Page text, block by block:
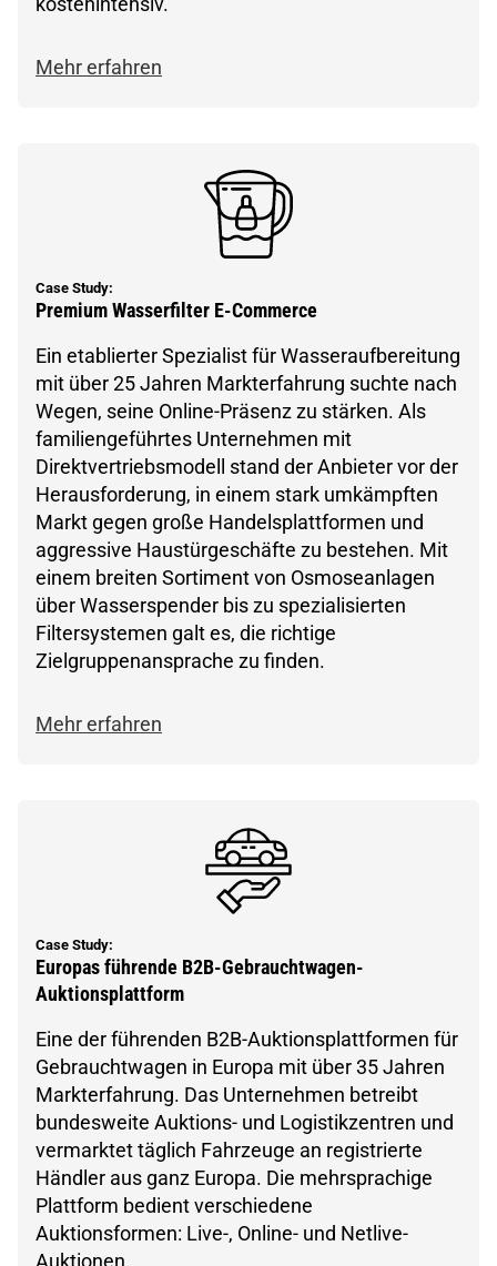
Mehr erfahren
Case Study:
Premium Wasserfilter E-Commerce
Ein etablierter Spezialist für Wasseraufbereitung
mit über 25 Jahren Markterfahrung suchte nach
Wegen, seine Online-Präsenz zu stärken. Als
familiengeführtes Unternehmen mit
Direktvertriebsmodell stand der Anbieter vor der
Herausforderung, in einem stark umkämpften
Markt gegen große Handelsplattformen und
aggressive Haustürgeschäfte zu bestehen. Mit
einem breiten Sortiment von Osmoseanlagen
über Wasserspender bis zu spezialisierten
Filtersystemen galt es, die richtige
Zielgruppenansprache zu finden.
Mehr erfahren
Case Study:
Europas führende B2B-Gebrauchtwagen-
Auktionsplattform
Eine der führenden B2B-Auktionsplattformen für
Gebrauchtwagen in Europa mit über 35 Jahren
Markterfahrung. Das Unternehmen betreibt
bundesweite Auktions- und Logistikzentren und
vermarktet täglich Fahrzeuge an registrierte
Händler aus ganz Europa. Die mehrsprachige
Plattform bedient verschiedene
Auktionsformen: Live-, Online- und Netlive-
Auktionen.